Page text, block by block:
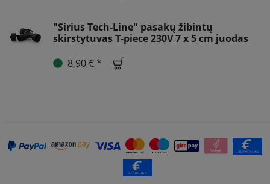
"Sirius Tech-Line" pasakų žibintų
skirstytuvas T-piece 230V 7 x 5 cm juodas
8,90 € *